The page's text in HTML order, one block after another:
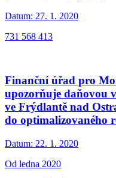
Datum: 27. 1. 2020
731 568 413
Finanční úřad pro
upozorňuje daňovou
ve Frýdlantě nad
do optimalizovaného
Datum: 22. 1. 2020
Od ledna 2020